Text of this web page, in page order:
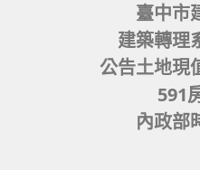
臺中市
建築轉理
公告土地現
591
內政部